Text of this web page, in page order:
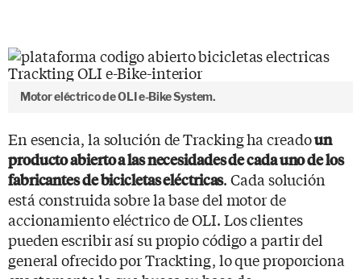
Motor eléctrico de OLI e-Bike System.
En esencia, la solución de Tracking ha creadoun
producto abierto a las necesidades de cada uno de los
fabricantes de bicicletas eléctricas. Cada solución
está construida sobre la base del motor de
accionamiento eléctrico de OLI. Los clientes
pueden escribir así su propio código a partir del
general ofrecido por Trackting, lo que proporciona